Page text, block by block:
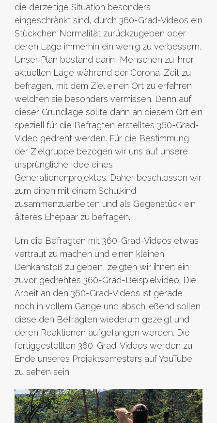
die derzeitige Situation besonders
eingeschränkt sind, durch 360-Grad-Videos ein
Stückchen Normalität zurückzugeben oder
deren Lage immerhin ein wenig zu verbessern.
Unser Plan bestand darin, Menschen zu ihrer
aktuellen Lage während der Corona-Zeit zu
befragen, mit dem Ziel einen Ort zu erfahren,
welchen sie besonders vermissen. Denn auf
dieser Grundlage sollte dann an diesem Ort ein
speziell für die Befragten erstelltes 360-Grad-
Video gedreht werden. Für die Bestimmung
der Zielgruppe bezogen wir uns auf unsere
ursprüngliche Idee eines
Generationenprojektes. Daher beschlossen wir
zum einen mit einem Schulkind
zusammenzuarbeiten und als Gegenstück ein
älteres Ehepaar zu befragen.
Um die Befragten mit 360-Grad-Videos etwas
vertraut zu machen und einen kleinen
Denkanstoß zu geben, zeigten wir ihnen ein
zuvor gedrehtes 360-Grad-Beispielvideo. Die
Arbeit an den 360-Grad-Videos ist gerade
noch in vollem Gange und abschließend sollen
diese den Befragten wiederum gezeigt und
deren Reaktionen aufgefangen werden. Die
fertiggestellten 360-Grad-Videos werden zu
Ende unseres Projektsemesters auf YouTube
zu sehen sein.